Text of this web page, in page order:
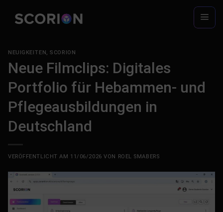
Inhalt
NEUIGKEITEN,SCORION
Neue Filmclips: Digitales
Portfolio für Hebammen- und
Pflegeausbildungen in
Deutschland
VERÖFFENTLICHT AM 11/06/2026 VON ROEL SMABERS